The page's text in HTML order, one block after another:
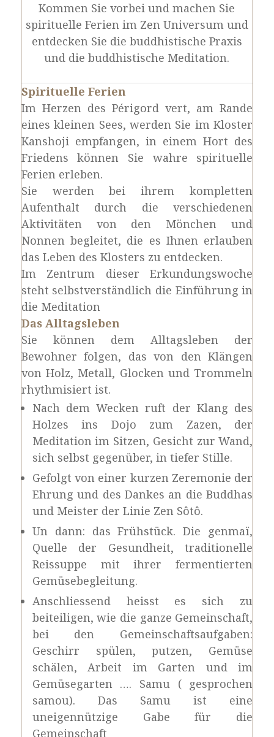
Kommen Sie vorbei und machen Sie
spirituelle Ferien im Zen Universum und
entdecken Sie die buddhistische Praxis
und die buddhistische Meditation.
Spirituelle Ferien
Im Herzen des Périgord vert, am Rande
eines kleinen Sees, werden Sie im Kloster
Kanshoji empfangen, in einem Hort des
Friedens können Sie wahre spirituelle
Ferien erleben.
Sie werden bei ihrem kompletten
Aufenthalt durch die verschiedenen
Aktivitäten von den Mönchen und
Nonnen begleitet, die es Ihnen erlauben
das Leben des Klosters zu entdecken.
Im Zentrum dieser Erkundungswoche
steht selbstverständlich die Einführung in
die Meditation
Das Alltagsleben
Sie können dem Alltagsleben der
Bewohner folgen, das von den Klängen
von Holz, Metall, Glocken und Trommeln
rhythmisiert ist.
Nach dem Wecken ruft der Klang des
Holzes ins Dojo zum Zazen, der
Meditation im Sitzen, Gesicht zur Wand,
sich selbst gegenüber, in tiefer Stille.
Gefolgt von einer kurzen Zeremonie der
Ehrung und des Dankes an die Buddhas
und Meister der Linie Zen Sôtô.
Un dann: das Frühstück. Die genmaï,
Quelle der Gesundheit, traditionelle
Reissuppe mit ihrer fermentierten
Gemüsebegleitung.
Anschliessend heisst es sich zu
beiteiligen, wie die ganze Gemeinschaft,
bei den Gemeinschaftsaufgaben:
Geschirr spülen, putzen, Gemüse
schälen, Arbeit im Garten und im
Gemüsegarten …. Samu ( gesprochen
samou). Das Samu ist eine
uneigennützige Gabe für die
Gemeinschaft